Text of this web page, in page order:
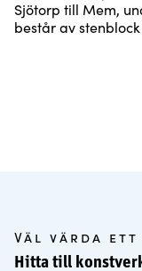
Sjötorp till Mem,
består av
Väl värda ett
Hitta till